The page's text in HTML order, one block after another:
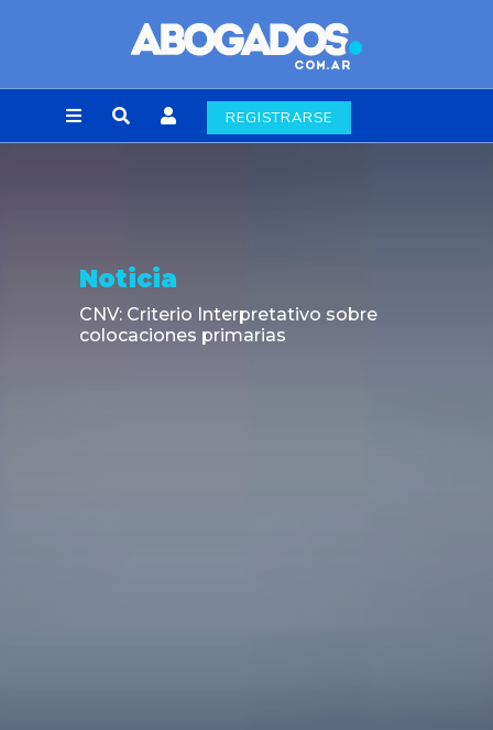
REGISTRARSE
Opinión
38.477 escritos en tres días: El caso
chileno que expuso el atraso del sistema